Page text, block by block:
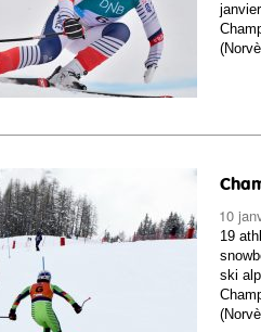
10
19
ski